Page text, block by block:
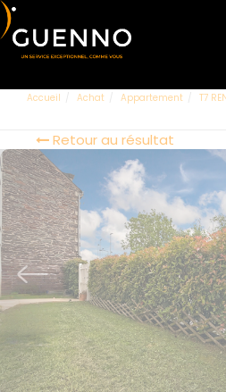
Accueil Achat Appartement T7
Retour au résultat